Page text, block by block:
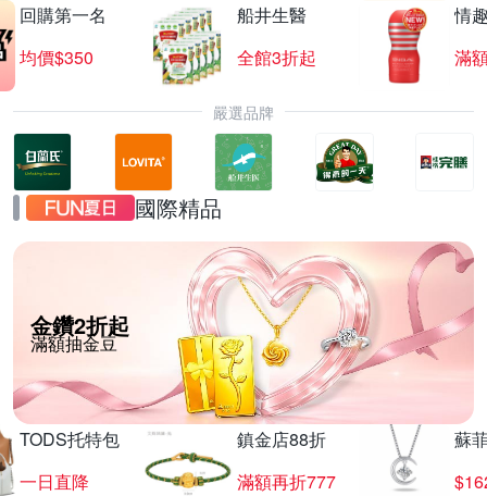
回購第一名
均價$350
船井生醫
全館3折起
情
滿
嚴選品牌
國際精品
金鑽2折起
滿額抽金豆
TODS托特包
一日直降
鎮金店88折
滿額再折777
蘇